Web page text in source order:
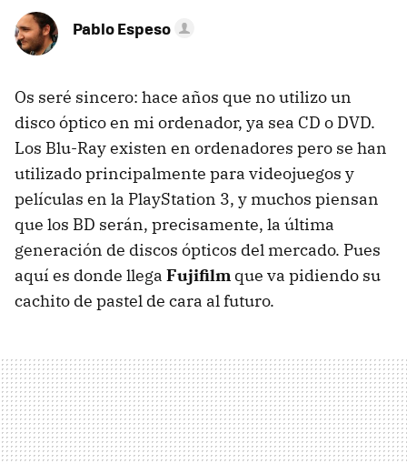
Pablo Espeso
Os seré sincero: hace años que no utilizo un
disco óptico en mi ordenador, ya sea CD o DVD.
Los Blu-Ray existen en ordenadores pero se han
utilizado principalmente para videojuegos y
películas en la PlayStation 3, y muchos piensan
que los BD serán, precisamente, la última
generación de discos ópticos del mercado. Pues
aquí es donde llega Fujifilm que va pidiendo su
cachito de pastel de cara al futuro.